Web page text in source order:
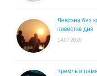
Левизна без
повестке дня
14.07.2020
Кремль и